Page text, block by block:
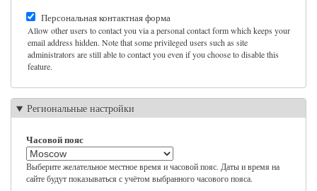
Персональная контактная форма
Allow other users to contact you via a personal contact form which keeps your
email address hidden. Note that some privileged users such as site
administrators are still able to contact you even if you choose to disable this
feature.
Региональные настройки
Часовой пояс
Выберите желательное местное время и часовой пояс. Даты и время на
сайте будут показываться с учётом выбранного часового пояса.